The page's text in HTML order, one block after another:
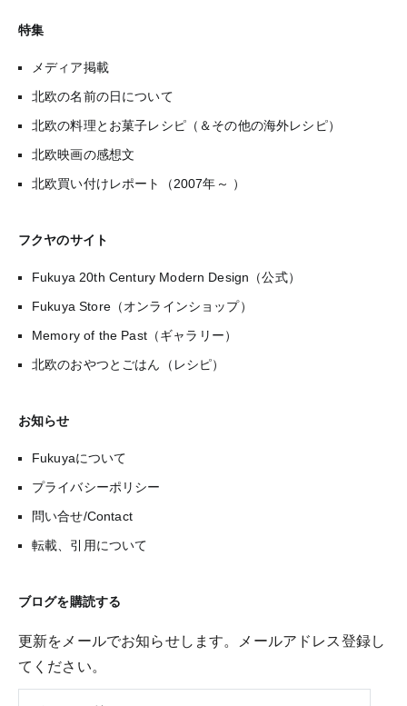
特集
メディア掲載
北欧の名前の日について
北欧の料理とお菓子レシピ（＆その他の海外レシピ）
北欧映画の感想文
北欧買い付けレポート（2007年～ ）
フクヤのサイト
Fukuya 20th Century Modern Design（公式）
Fukuya Store（オンラインショップ）
Memory of the Past（ギャラリー）
北欧のおやつとごはん（レシピ）
お知らせ
Fukuyaについて
プライバシーポリシー
問い合せ/Contact
転載、引用について
ブログを購読する
更新をメールでお知らせします。メールアドレス登録し
てください。